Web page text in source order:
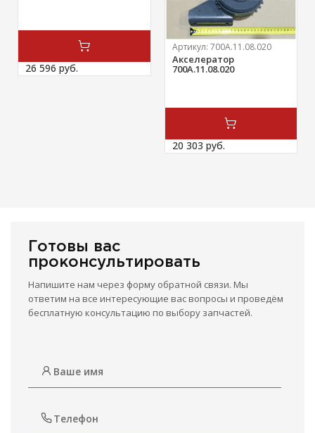
26 596 руб.
Артикул: 700А.11.08.020
Акселератор
700А.11.08.020
20 303 руб.
Готовы вас
проконсультировать
Напишите нам через форму обратной связи. Мы
ответим на все интересующие вас вопросы и проведём
бесплатную консультацию по выбору запчастей.